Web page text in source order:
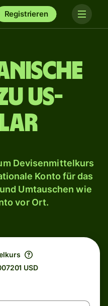
Registrieren
US-
Devisenmittelkurs
Konto für das
Umtauschen wie
vor Ort.
USD